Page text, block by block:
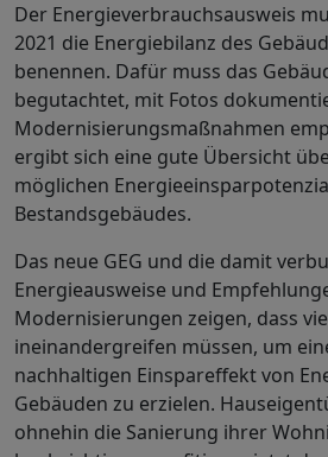
Der Energieverbrauchsausweis
2021 die Energiebilanz des
benennen. Dafür muss das
begutachtet, mit Fotos
Modernisierungsmaßnahmen
ergibt sich eine gute Übersicht
möglichen
Bestandsgebäudes.
Das neue GEG und die damit
Energieausweise und
Modernisierungen zeigen, dass
ineinandergreifen müssen, um
nachhaltigen Einspareffekt von
Gebäuden zu erzielen.
ohnehin die Sanierung ihrer